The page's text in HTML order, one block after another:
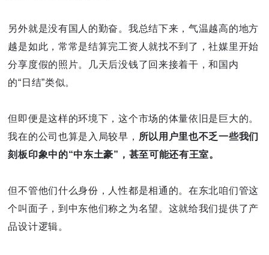
另外就是没有国人的勤奋。我总结下来，气温越高的地方
越是如此，常常是结算完工资人就找不到了，社媒里开始
分享度假的照片。几天后没钱了回来接着干，和国内
的“日结”类似。
但即便是这样的环境下，这个市场的体量依旧是巨大的。
我在的公司也算是入局较早， 所以用户里也不乏一些我们
刻板印象中的“中东土豪”，甚至可能还有王室。
但不管他们什么身份，人性都是相通的。在东北咱们管这
个叫面子，到中东他们称之为名望。这就给我们提供了产
品设计逻辑。